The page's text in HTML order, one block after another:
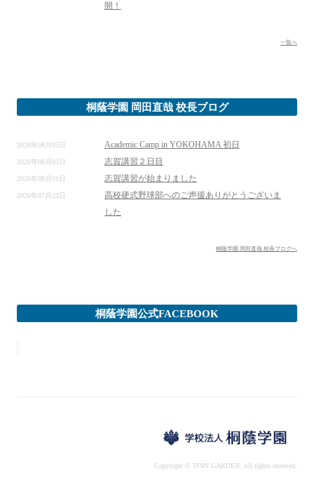
開！
一覧へ
桐蔭学園 岡田直哉 校長ブログ
2026年08月05日 Academic Camp in YOKOHAMA 初日
2026年08月02日 志賀講習２日目
2026年08月01日 志賀講習が始まりました
2026年07月22日
高校硬式野球部へのご声援ありがとうございま
した
桐蔭学園 岡田直哉 校長ブログへ
桐蔭学園公式FACEBOOK
Copyright © TOIN GAKUEN. All rights reserved.